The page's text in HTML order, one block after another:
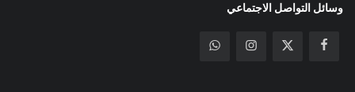
وسائل التواصل الاجتماعي